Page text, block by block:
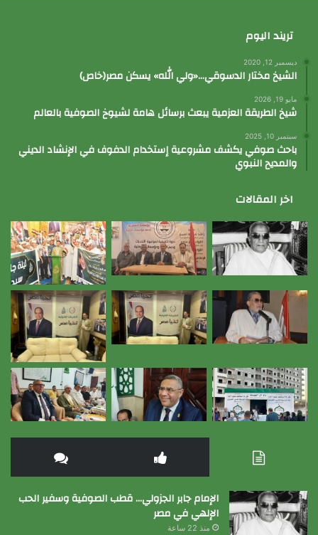
تريند اليوم
ديسمبر 12, 2020
الشيخ مختار الدسوقي…«ولي الله» يسكن مصر(خاص)
مايو 19, 2026
شيخ الطريقة العزمية يبعث برسائل هامة لشيوخ الصوفية بالعالم
سبتمبر 10, 2025
باحث صوفي يكشف مشروعية إستخدام الدفوف في الإنشاد الديني
والمديح النبوي
اخر المقالات
الإمام جابر الجزولي… قطب الصوفية وسفير الحب
الإلهي في مصر
منذ 22 ساعة